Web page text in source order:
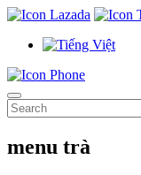
menu trà